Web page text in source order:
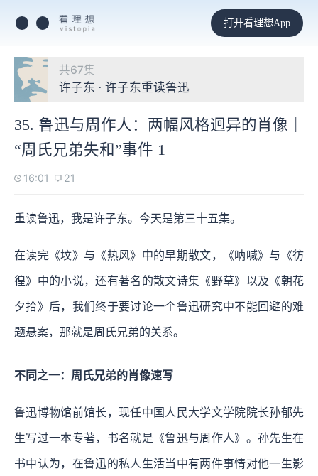
打开看理想App
共67集
许子东 · 许子东重读鲁迅
35. 鲁迅与周作人：两幅风格迥异的肖像｜
“周氏兄弟失和”事件 1
16:01 21
重读鲁迅，我是许子东。今天是第三十五集。
在读完《坟》与《热风》中的早期散文，《呐喊》与《彷
徨》中的小说，还有著名的散文诗集《野草》以及《朝花
夕拾》后，我们终于要讨论一个鲁迅研究中不能回避的难
题悬案，那就是周氏兄弟的关系。
不同之一：周氏兄弟的肖像速写
鲁迅博物馆前馆长，现任中国人民大学文学院院长孙郁先
生写过一本专著，书名就是《鲁迅与周作人》。孙先生在
书中认为，在鲁迅的私人生活当中有两件事情对他一生影